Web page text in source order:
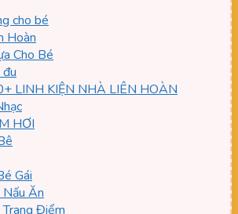
cho bé
Hoàn
Cho Bé
LINH KIỆN NHÀ LIÊN HOÀN
HƠI
Gái
Ăn
Điểm